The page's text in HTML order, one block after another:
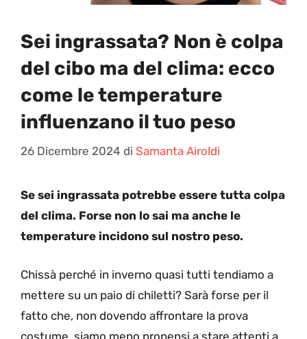
Sei ingrassata? Non è colpa
del cibo ma del clima: ecco
come le temperature
influenzano il tuo peso
26 Dicembre 2024 di Samanta Airoldi
Se sei ingrassata potrebbe essere tutta colpa
del clima. Forse non lo sai ma anche le
temperature incidono sul nostro peso.
Chissà perché in inverno quasi tutti tendiamo a
mettere su un paio di chiletti? Sarà forse per il
fatto che, non dovendo affrontare la prova
costume, siamo meno propensi a stare attenti a